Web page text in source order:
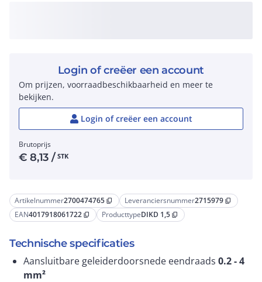
Artikelnummer2700474765 content_copy Leveranciersnummer2715979 content_copy
EAN4017918061722 content_copy ProducttypeDIKD 1,5 content_copy
Technische specificaties
Aansluitbare geleiderdoorsnede eendraads 0.2 - 4
mm²
Login of creëer een account
Om prijzen, voorraadbeschikbaarheid en meer te
bekijken.
Login of creëer een account
Brutoprijs
€8,13 / STK